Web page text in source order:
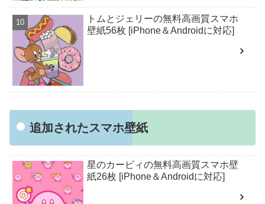
トムとジェリーの無料高画質スマホ
壁紙56枚 [iPhone＆Androidに対応]
追加されたスマホ壁紙
星のカービィの無料高画質スマホ壁
紙26枚 [iPhone＆Androidに対応]